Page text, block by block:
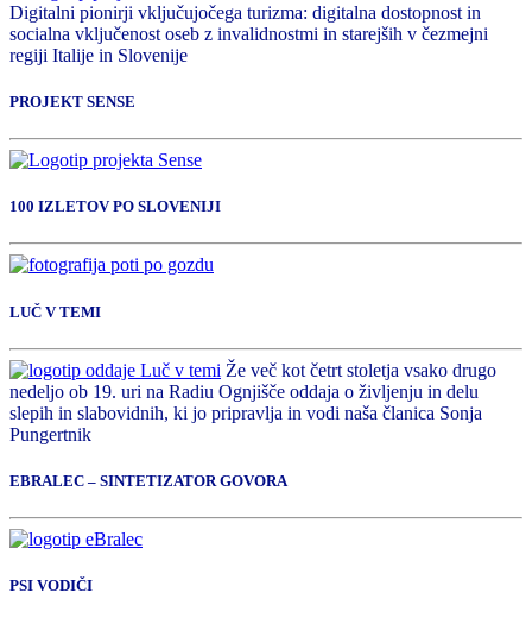
Digitalni pionirji vključujočega turizma: digitalna dostopnost in
socialna vključenost oseb z invalidnostmi in starejših v čezmejni
regiji Italije in Slovenije
PROJEKT SENSE
100 IZLETOV PO SLOVENIJI
LUČ V TEMI
Že več kot četrt stoletja vsako drugo
nedeljo ob 19. uri na Radiu Ognjišče oddaja o življenju in delu
slepih in slabovidnih, ki jo pripravlja in vodi naša članica Sonja
Pungertnik
EBRALEC – SINTETIZATOR GOVORA
PSI VODIČI